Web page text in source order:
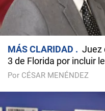
MÁS CLARIDAD
Juez
3 de Florida por incluir
Por CÉSAR MENÉNDEZ